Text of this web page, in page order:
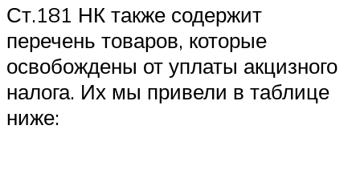
Ст.181 НК также содержит
перечень товаров, которые
освобождены от уплаты акцизного
налога. Их мы привели в таблице
ниже: